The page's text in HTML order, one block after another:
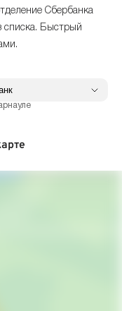
Сбербанка
списка. Быстрый